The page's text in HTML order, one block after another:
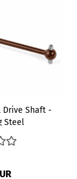
Drive Shaft -
Steel